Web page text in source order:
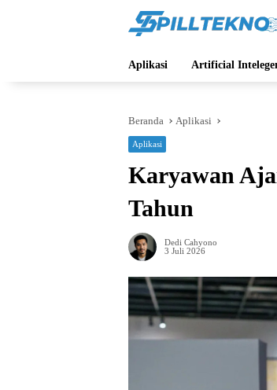
Aplikasi Artificial
Beranda Aplikasi
Aplikasi
Karyawan
Tahun
Dedi Cahyono
3 Juli 2026